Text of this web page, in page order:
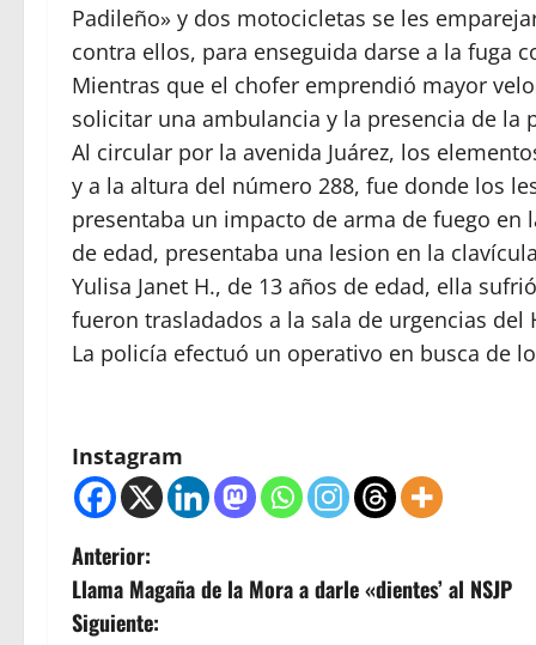
Padileño» y dos motocicletas se les
contra ellos, para enseguida darse a la fuga
Mientras que el chofer emprendió mayor
solicitar una ambulancia y la presencia de la
Al circular por la avenida Juárez, los
y a la altura del número 288, fue donde los
presentaba un impacto de arma de fuego en
de edad, presentaba una lesion en la
Yulisa Janet H., de 13 años de edad, ella
fueron trasladados a la sala de urgencias del
La policía efectuó un operativo en busca de
Instagram
N
a
Anterior:
Llama Magaña de la Mora a darle «dientes’ al NSJP
Siguiente: